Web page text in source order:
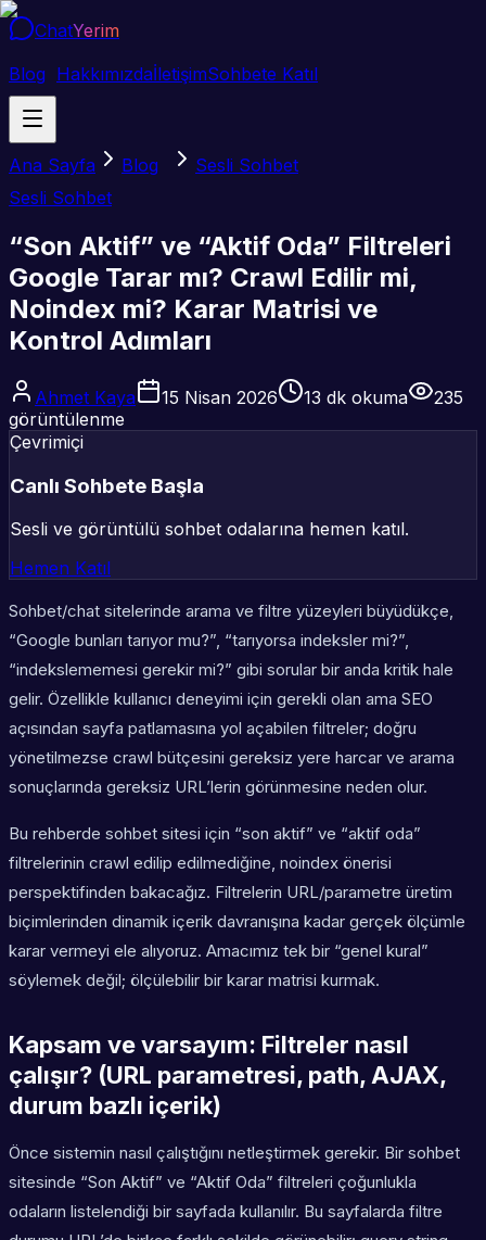
ChatYerim
Blog HakkımızdaİletişimSohbete Katıl
Ana Sayfa Blog
Sesli Sohbet
Sesli Sohbet
“Son Aktif” ve “Aktif Oda” Filtreleri
Google Tarar mı? Crawl Edilir mi,
Noindex mi? Karar Matrisi ve
Kontrol Adımları
Ahmet Kaya 15 Nisan 2026 13 dk okuma
235
görüntülenme
Çevrimiçi
Canlı Sohbete Başla
Sesli ve görüntülü sohbet odalarına hemen katıl.
Hemen Katıl
Sohbet/chat sitelerinde arama ve filtre yüzeyleri büyüdükçe,
“Google bunları tarıyor mu?”, “tarıyorsa indeksler mi?”,
“indekslememesi gerekir mi?” gibi sorular bir anda kritik hale
gelir. Özellikle kullanıcı deneyimi için gerekli olan ama SEO
açısından sayfa patlamasına yol açabilen filtreler; doğru
yönetilmezse crawl bütçesini gereksiz yere harcar ve arama
sonuçlarında gereksiz URL’lerin görünmesine neden olur.
Bu rehberde sohbet sitesi için “son aktif” ve “aktif oda”
filtrelerinin crawl edilip edilmediğine, noindex önerisi
perspektifinden bakacağız. Filtrelerin URL/parametre üretim
biçimlerinden dinamik içerik davranışına kadar gerçek ölçümle
karar vermeyi ele alıyoruz. Amacımız tek bir “genel kural”
söylemek değil; ölçülebilir bir karar matrisi kurmak.
Kapsam ve varsayım: Filtreler nasıl
çalışır? (URL parametresi, path, AJAX,
durum bazlı içerik)
Önce sistemin nasıl çalıştığını netleştirmek gerekir. Bir sohbet
sitesinde “Son Aktif” ve “Aktif Oda” filtreleri çoğunlukla
odaların listelendiği bir sayfada kullanılır. Bu sayfalarda filtre